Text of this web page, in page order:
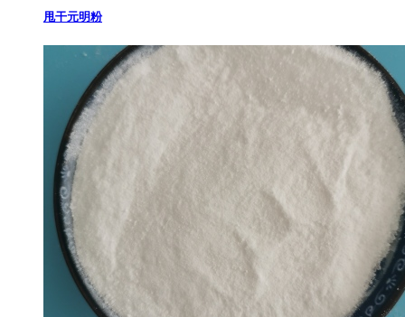
甩干元明粉